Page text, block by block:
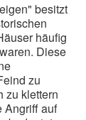
besitzt
häufig
Diese
zu
zu klettern
Angriff auf